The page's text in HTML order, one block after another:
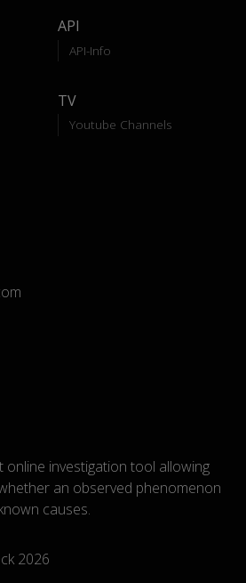
API
API-Info
TV
Youtube Channels
online investigation tool allowing
an observed phenomenon
causes.
2026